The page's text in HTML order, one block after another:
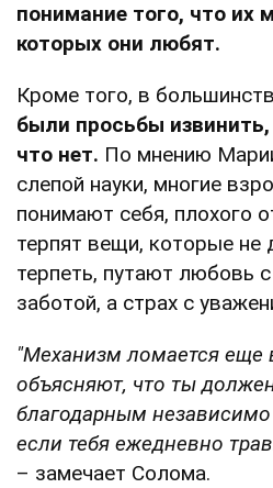
понимание того, что их
которых они любят.
Кроме того, в
были просьбы
что нет. По мнению
слепой науки, многие
понимают себя, плохого
терпят вещи, которые
терпеть, путают любовь
заботой, а страх с
"Механизм ломается еще
объясняют, что ты
благодарным
если тебя ежедневно
– замечает Солома.